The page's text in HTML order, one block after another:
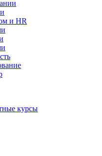
и HR
курсы